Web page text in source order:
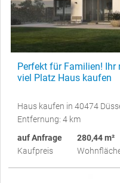
Perfekt für Familien! Ihr
viel Platz Haus kaufen
Haus kaufen in 40474
Entfernung: 4 km
auf Anfrage
Kaufpreis
280,44 m²